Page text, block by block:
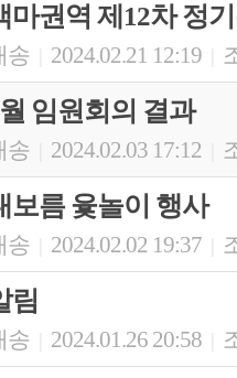
마권역 제12차 정
송 2024.02.21 12:19
임원회의 결과
송 2024.02.03 17:12
보름 윷놀이 행사
송 2024.02.02 19:37
림
송 2024.01.26 20:58